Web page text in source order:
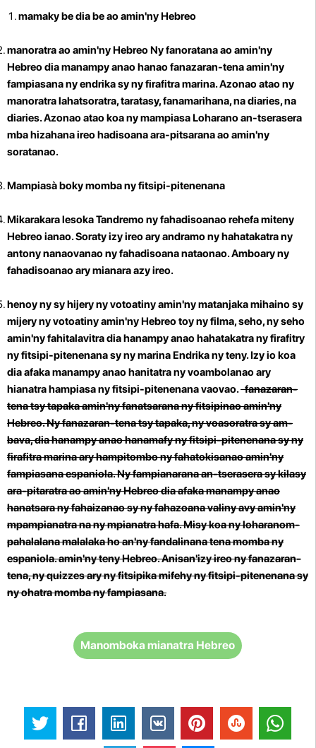
mamaky be dia be ao amin'ny Hebreo
manoratra ao amin'ny HebreoNy fanoratana ao amin'ny
Hebreo dia manampy anao hanao fanazaran-tena amin'ny
fampiasana ny endrika sy ny firafitra marina. Azonao atao ny
manoratra lahatsoratra, taratasy, fanamarihana, na diaries, na
diaries. Azonao atao koa ny mampiasa Loharano an-tserasera
mba hizahana ireo hadisoana ara-pitsarana ao amin'ny
soratanao.
Mampiasà boky momba ny fitsipi-pitenenana
Mikarakara lesokaTandremo ny fahadisoanao rehefa miteny
Hebreo ianao. Soraty izy ireo ary andramo ny hahatakatra ny
antony nanaovanao ny fahadisoana nataonao. Amboary ny
fahadisoanao ary mianara azy ireo.
henoy ny sy hijery ny votoatiny amin'ny matanjakamihaino sy
mijery ny votoatiny amin'ny Hebreo toy ny filma, seho, ny seho
amin'ny fahitalavitra dia hanampy anao hahatakatra ny firafitry
ny fitsipi-pitenenana sy ny marina Endrika ny teny. Izy io koa
dia afaka manampy anao hanitatra ny voambolanao ary
hianatra hampiasa ny fitsipi-pitenenana vaovao.fanazaran-
tena tsy tapaka amin'ny fanatsarana ny fitsipinao amin'ny
Hebreo. Ny fanazaran-tena tsy tapaka, ny voasoratra sy am-
bava, dia hanampy anao hanamafy ny fitsipi-pitenenana sy ny
firafitra marina ary hampitombo ny fahatokisanao amin'ny
fampiasana espaniola.Ny fampianarana an-tserasera sy kilasy
ara-pitaratra ao amin'ny Hebreo dia afaka manampy anao
hanatsara ny fahaizanao sy ny fahazoana valiny avy amin'ny
mpampianatra na ny mpianatra hafa. Misy koa ny loharanom-
pahalalana malalaka ho an'ny fandalinana tena momba ny
espaniola. amin'ny teny Hebreo. Anisan'izy ireo ny fanazaran-
tena, ny quizzes ary ny fitsipika mifehy ny fitsipi-pitenenana sy
ny ohatra momba ny fampiasana.
Manomboka mianatra Hebreo